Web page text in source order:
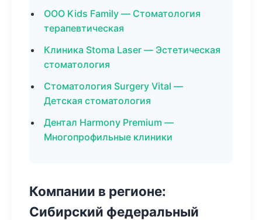
ООО Kids Family — Стоматология
терапевтическая
Клиника Stoma Laser — Эстетическая
стоматология
Стоматология Surgery Vital —
Детская стоматология
Дентал Harmony Premium —
Многопрофильные клиники
Компании в регионе:
Сибирский федеральный